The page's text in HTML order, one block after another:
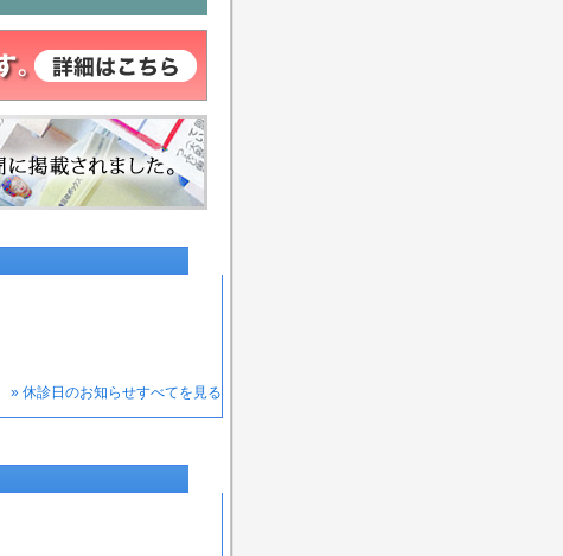
» 休診日のお知らせすべてを見る